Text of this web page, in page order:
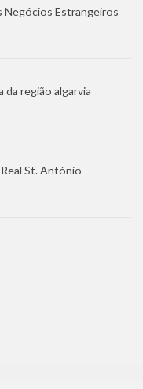
Negócios Estrangeiros
região algarvia
St. António